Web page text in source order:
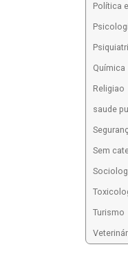
Política
Química
Religiao
saude
Sem
Turismo